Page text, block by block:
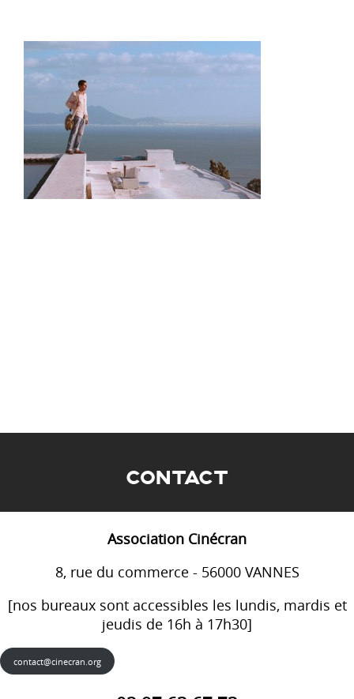
CONTACT
Association Cinécran
8, rue du commerce - 56000 VANNES
[nos bureaux sont accessibles les lundis, mardis et
jeudis de 16h à 17h30]
contact@cinecran.org